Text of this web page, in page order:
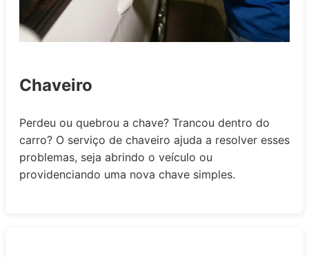
Chaveiro
Perdeu ou quebrou a chave? Trancou dentro do
carro? O serviço de chaveiro ajuda a resolver esses
problemas, seja abrindo o veículo ou
providenciando uma nova chave simples.